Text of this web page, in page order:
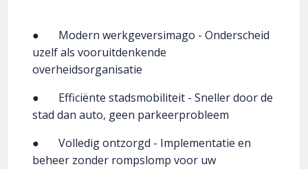
● Modern werkgeversimago - Onderscheid
uzelf als vooruitdenkende
overheidsorganisatie
● Efficiënte stadsmobiliteit - Sneller door de
stad dan auto, geen parkeerprobleem
● Volledig ontzorgd - Implementatie en
beheer zonder rompslomp voor uw